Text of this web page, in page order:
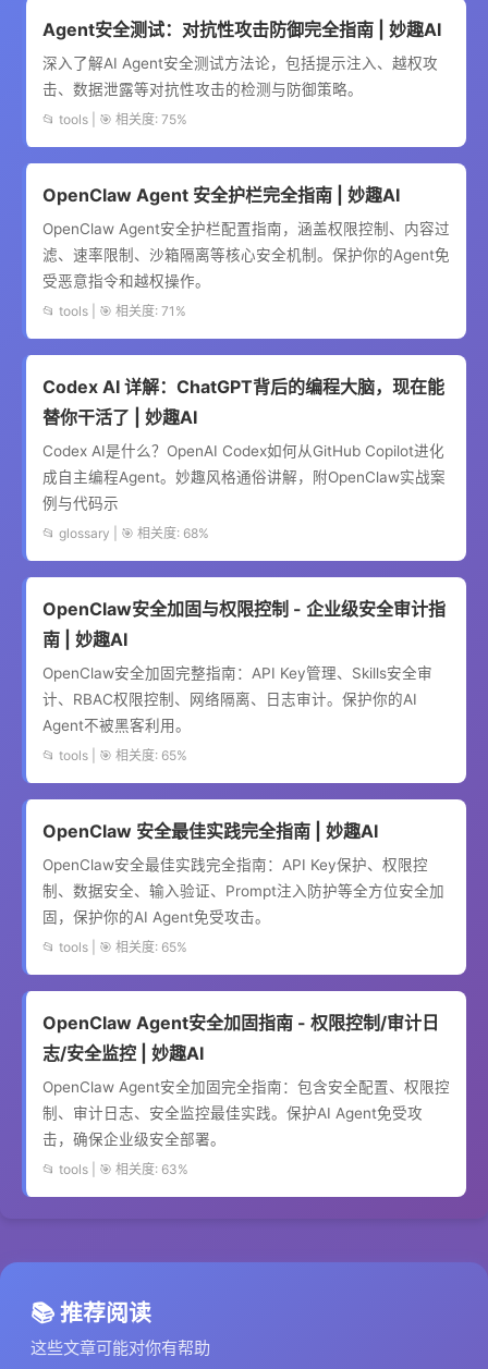
Agent安全测试：对抗性攻击防御完全指南 | 妙趣AI
深入了解AI Agent安全测试方法论，包括提示注入、越权攻
击、数据泄露等对抗性攻击的检测与防御策略。
📂 tools | 🎯 相关度: 75%
OpenClaw Agent 安全护栏完全指南 | 妙趣AI
OpenClaw Agent安全护栏配置指南，涵盖权限控制、内容过
滤、速率限制、沙箱隔离等核心安全机制。保护你的Agent免
受恶意指令和越权操作。
📂 tools | 🎯 相关度: 71%
Codex AI 详解：ChatGPT背后的编程大脑，现在能
替你干活了 | 妙趣AI
Codex AI是什么？OpenAI Codex如何从GitHub Copilot进化
成自主编程Agent。妙趣风格通俗讲解，附OpenClaw实战案
例与代码示
📂 glossary | 🎯 相关度: 68%
OpenClaw安全加固与权限控制 - 企业级安全审计指
南 | 妙趣AI
OpenClaw安全加固完整指南：API Key管理、Skills安全审
计、RBAC权限控制、网络隔离、日志审计。保护你的AI
Agent不被黑客利用。
📂 tools | 🎯 相关度: 65%
OpenClaw 安全最佳实践完全指南 | 妙趣AI
OpenClaw安全最佳实践完全指南：API Key保护、权限控
制、数据安全、输入验证、Prompt注入防护等全方位安全加
固，保护你的AI Agent免受攻击。
📂 tools | 🎯 相关度: 65%
OpenClaw Agent安全加固指南 - 权限控制/审计日
志/安全监控 | 妙趣AI
OpenClaw Agent安全加固完全指南：包含安全配置、权限控
制、审计日志、安全监控最佳实践。保护AI Agent免受攻
击，确保企业级安全部署。
📂 tools | 🎯 相关度: 63%
📚 推荐阅读
这些文章可能对你有帮助